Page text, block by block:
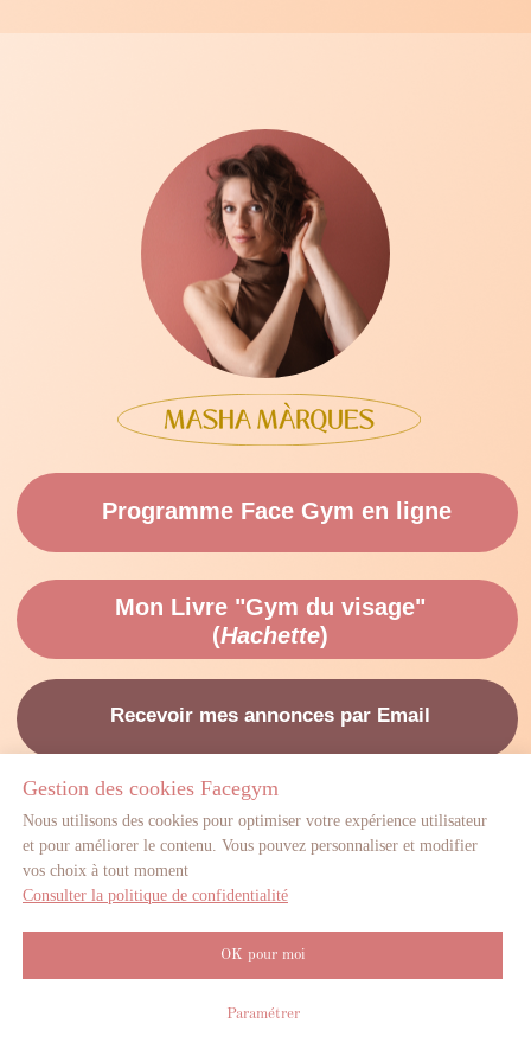
Programme Face Gym en ligne
Mon Livre "Gym du visage"
Recevoir mes annonces par Email
© All rights reserved
Gestion des cookies Facegym
Nous utilisons des cookies pour optimiser votre expérience utilisateur
et pour améliorer le contenu. Vous pouvez personnaliser et modifier
vos choix à tout moment
Consulter la politique de confidentialité
OK pour moi
Paramétrer